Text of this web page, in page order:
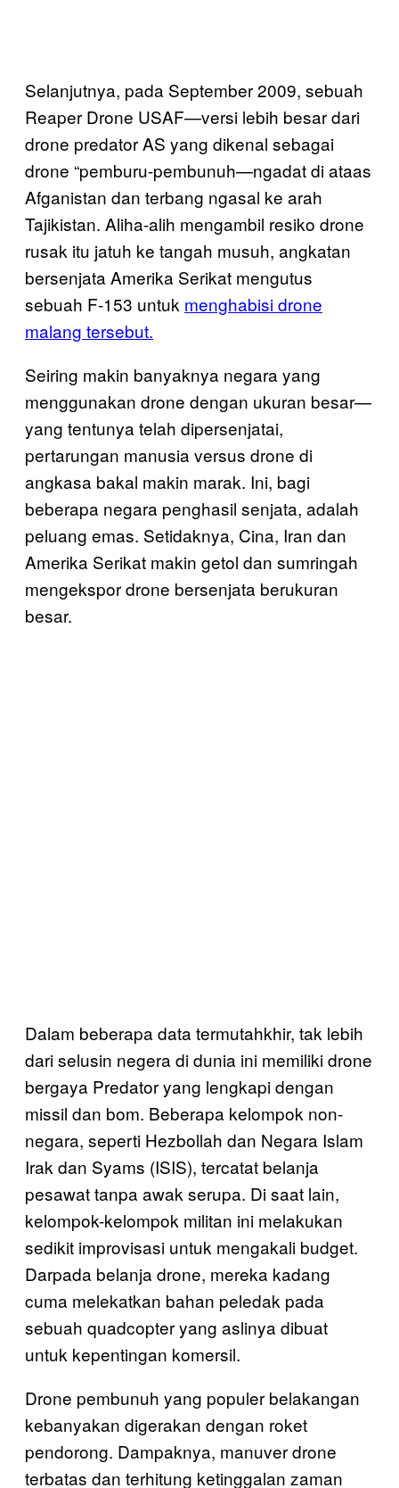
Selanjutnya, pada September 2009, sebuah
Reaper Drone USAF—versi lebih besar dari
drone predator AS yang dikenal sebagai
drone “pemburu-pembunuh—ngadat di ataas
Afganistan dan terbang ngasal ke arah
Tajikistan. Aliha-alih mengambil resiko drone
rusak itu jatuh ke tangah musuh, angkatan
bersenjata Amerika Serikat mengutus
sebuah F-153 untuk menghabisi drone
malang tersebut.
Seiring makin banyaknya negara yang
menggunakan drone dengan ukuran besar—
yang tentunya telah dipersenjatai,
pertarungan manusia versus drone di
angkasa bakal makin marak. Ini, bagi
beberapa negara penghasil senjata, adalah
peluang emas. Setidaknya, Cina, Iran dan
Amerika Serikat makin getol dan sumringah
mengekspor drone bersenjata berukuran
besar.
Dalam beberapa data termutahkhir, tak lebih
dari selusin negera di dunia ini memiliki drone
bergaya Predator yang lengkapi dengan
missil dan bom. Beberapa kelompok non-
negara, seperti Hezbollah dan Negara Islam
Irak dan Syams (ISIS), tercatat belanja
pesawat tanpa awak serupa. Di saat lain,
kelompok-kelompok militan ini melakukan
sedikit improvisasi untuk mengakali budget.
Darpada belanja drone, mereka kadang
cuma melekatkan bahan peledak pada
sebuah quadcopter yang aslinya dibuat
untuk kepentingan komersil.
Drone pembunuh yang populer belakangan
kebanyakan digerakan dengan roket
pendorong. Dampaknya, manuver drone
terbatas dan terhitung ketinggalan zaman